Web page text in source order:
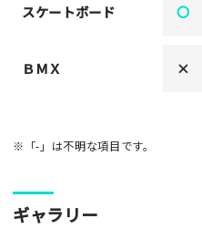
スケートボード 〇
ＢＭＸ ×
※「-」は不明な項目です。
ギャラリー